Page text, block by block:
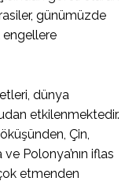
günümüzde
engellere
dünya
etkilenmektedir.
Çin,
Polonya’nın iflas
etmenden